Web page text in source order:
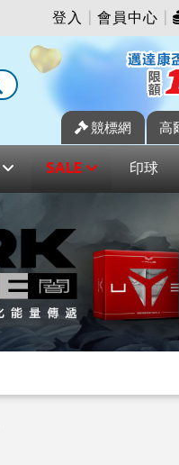
登入 會員中心
競標網 高
SALE 印球